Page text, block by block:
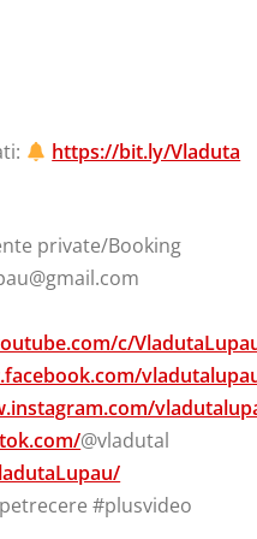
https://bit.ly/Vladuta
private/Booking
c/
@vladutal
#plusvideo